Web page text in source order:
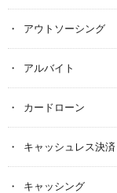
アウトソーシング
アルバイト
カードローン
キャッシュレス決済
キャッシング